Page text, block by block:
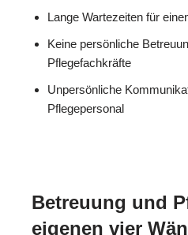
Lange Wartezeiten für
Keine persönliche
Pflegefachkräfte
Unpersönliche
Pflegepersonal
Betreuung und
eigenen vier